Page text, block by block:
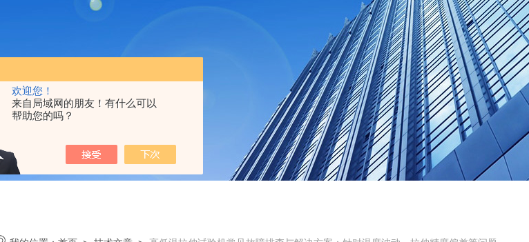
欢迎您！
来自局域网的朋友！有什么可以
帮助您的吗？